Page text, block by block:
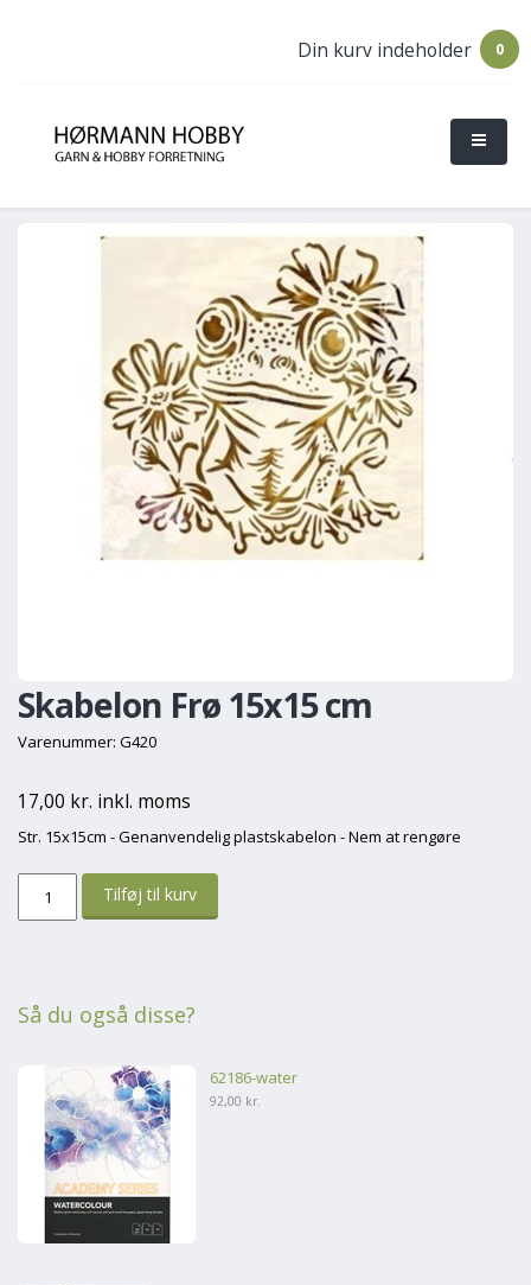
0
Din kurv indeholder
Skabelon Frø 15x15 cm
Varenummer: G420
17,00 kr. inkl. moms
Str. 15x15cm - Genanvendelig plastskabelon - Nem at rengøre
Så du også disse?
62186-water
92,00 kr.